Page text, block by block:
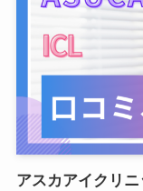
アスカアイクリ